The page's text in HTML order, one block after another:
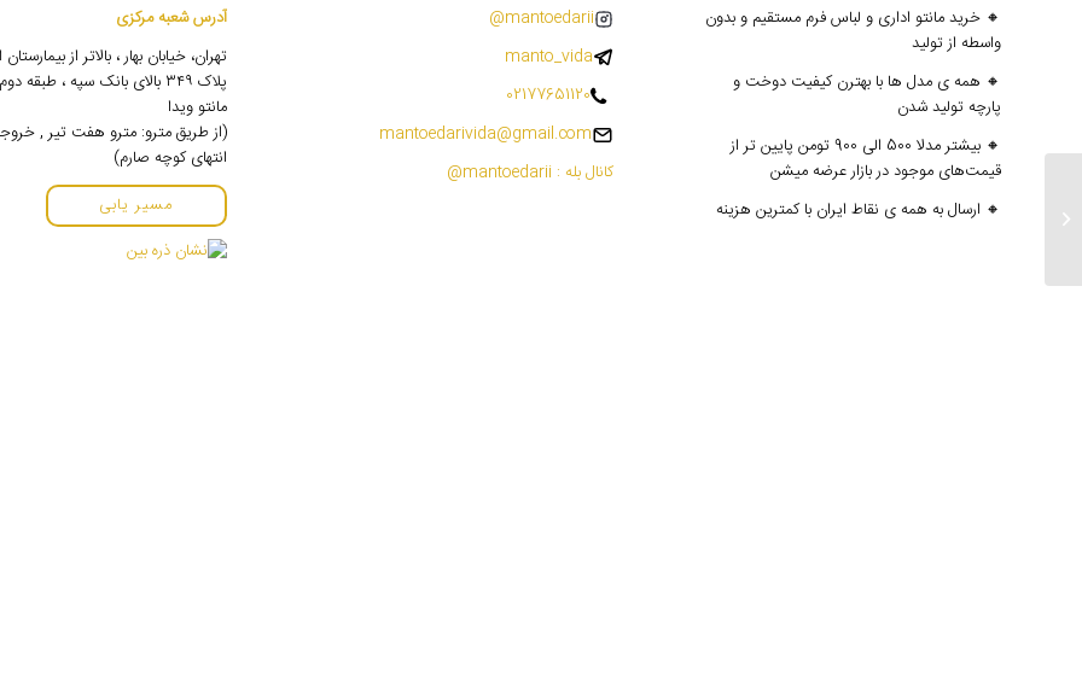
🔸 خرید مانتو اداری و لباس فرم مستقیم و بدون
واسطه از تولید
🔸 همه ی مدل ها با بهترن کیفیت دوخت و
پارچه تولید شدن
🔸 بیشتر مدلا 500 الی 900 تومن پایین تر از
قیمت‌های موجود در بازار عرضه میشن
🔸 ارسال به همه ی نقاط ایران با کمترین هزینه
mantoedarii@
manto_vida
02177651120
mantoedarivida@gmail.com
کانال بله : mantoedarii@
آدرس شعبه مرکزی
تهران، خیابان بهار ، بالاتر از
پلاک ۳۴۹ بالای بانک سپه ،
مانتو ویدا
(از طریق مترو: مترو هفت تیر ,
انتهای کوچه صارم)
مسیر یابی
ارسالی های بلک فرایدی پارت 1